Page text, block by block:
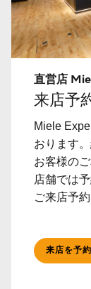
直営店
来店予
Miele
おります
お客様の
店舗では
ご来店予
来店を予